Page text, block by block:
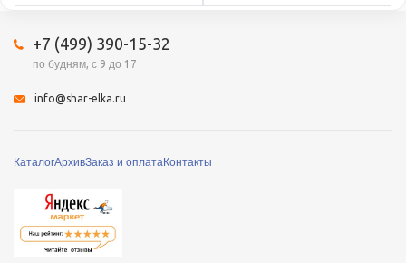
КаталогАрхивЗаказ и оплатаКонтакты
+7 (499) 390-15-32
по будням, с 9 до 17
info@shar-elka.ru